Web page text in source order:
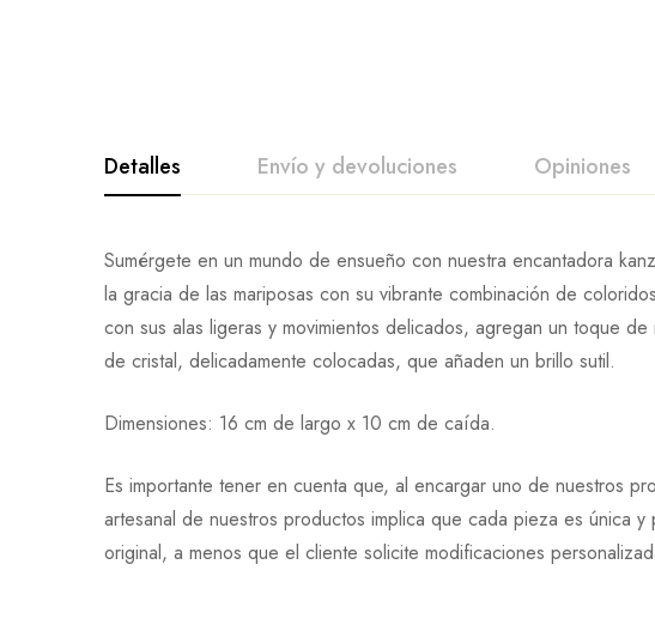
Detalles Envío y devoluciones Opiniones
Sumérgete en un mundo de ensueño con nuestra encantadora
la gracia de las mariposas con su vibrante combinación de coloridos
con sus alas ligeras y movimientos delicados, agregan un toque
de cristal, delicadamente colocadas, que añaden un brillo sutil.
Dimensiones: 16 cm de largo x 10 cm de caída.
Es importante tener en cuenta que, al encargar uno de nuestros
artesanal de nuestros productos implica que cada pieza es única
original, a menos que el cliente solicite modificaciones